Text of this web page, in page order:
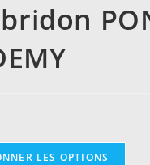
LES OPTIONS